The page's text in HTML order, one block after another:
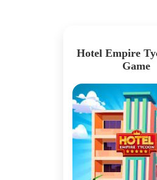
Hotel Empire
Game